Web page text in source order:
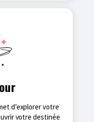
votre destinée